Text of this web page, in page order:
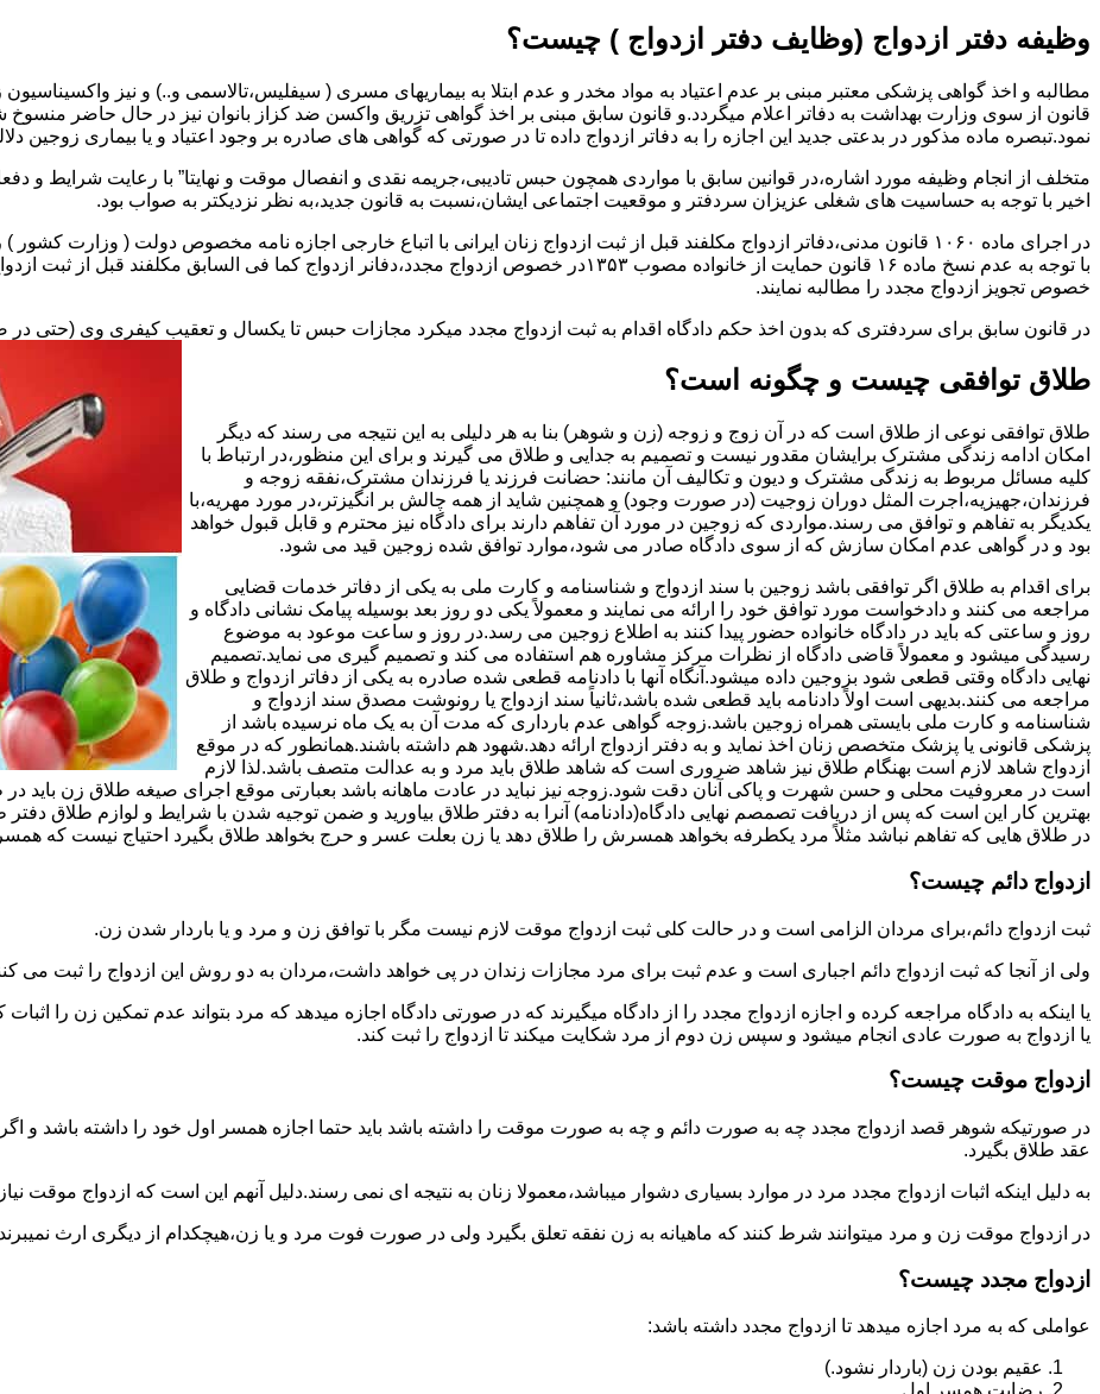
وظیفه دفتر ازدواج (وظایف دفتر ازدواج ) چیست؟
قانون از سوی وزارت بهداشت به دفاتر اعلام میگردد.و قانون سابق مبنی بر اخذ گواهی تزریق واکسن ضد کزاز بانوان نیز در حال حاضر
نمود.تبصره ماده مذکور در بدعتی جدید این اجازه را به دفاتر ازدواج داده تا در صورتی که گواهی های صادره بر وجود اعتیاد و یا بیماری زوجین
متخلف از انجام وظیفه مورد اشاره،در قوانین سابق با مواردی همچون حبس تادیبی،جریمه نقدی و انفصال موقت و نهایتا” با رعایت شرایط و
اخیر با توجه به حساسیت های شغلی عزیزان سردفتر و موقعیت اجتماعی ایشان،نسبت به قانون جدید،به نظر نزدیکتر به صواب بود.
در اجرای ماده ۱۰۶۰ قانون مدنی،دفاتر ازدواج مکلفند قبل از ثبت ازدواج زنان ایرانی با اتباع خارجی اجازه نامه مخصوص دولت ( وزارت کشور ) را اخذ نمایند.
با توجه به عدم نسخ ماده ۱۶ قانون حمایت از خانواده مصوب ۱۳۵۳در خصوص ازدواج مجدد،دفانر ازدواج کما فی
خصوص تجویز ازدواج مجدد را مطالبه نمایند.
در قانون سابق برای سردفتری که بدون اخذ حکم دادگاه اقدام به ثبت ازدواج مجدد میکرد مجازات حبس تا یکسال و تعقیب کیفری وی
طلاق توافقی چیست و چگونه است؟
طلاق توافقی نوعی از طلاق است که در آن زوج و زوجه (زن و شوهر) بنا به هر دلیلی به این نتیجه می رسند که دیگر
امکان ادامه زندگی مشترک برایشان مقدور نیست و تصمیم به جدایی و طلاق می گیرند و برای این منظور،در ارتباط با
کلیه مسائل مربوط به زندگی مشترک و دیون و تکالیف آن مانند: حضانت فرزند یا فرزندان مشترک،نفقه زوجه و
فرزندان،جهیزیه،اجرت المثل دوران زوجیت (در صورت وجود) و همچنین شاید از همه چالش بر انگیزتر،در مورد مهریه،با
یکدیگر به تفاهم و توافق می رسند.مواردی که زوجین در مورد آن تفاهم دارند برای دادگاه نیز محترم و قابل قبول خواهد
بود و در گواهی عدم امکان سازش که از سوی دادگاه صادر می شود،موارد توافق شده زوجین قید می شود.
برای اقدام به طلاق اگر توافقی باشد زوجین با سند ازدواج و شناسنامه و کارت ملی به یکی از دفاتر خدمات قضایی
مراجعه می کنند و دادخواست مورد توافق خود را ارائه می نمایند و معمولاً یکی دو روز بعد بوسیله پیامک نشانی دادگاه و
روز و ساعتی که باید در دادگاه خانواده حضور پیدا کنند به اطلاع زوجین می رسد.در روز و ساعت موعود به موضوع
رسیدگی میشود و معمولاً قاضی دادگاه از نظرات مرکز مشاوره هم استفاده می کند و تصمیم گیری می نماید.تصمیم
نهایی دادگاه وقتی قطعی شود بزوجین داده میشود.آنگاه آنها با دادنامه قطعی شده صادره به یکی از دفاتر ازدواج و طلاق
مراجعه می کنند.بدیهی است اولاً دادنامه باید قطعی شده باشد،ثانیاً سند ازدواج یا رونوشت مصدق سند ازدواج و
شناسنامه و کارت ملی بایستی همراه زوجین باشد.زوجه گواهی عدم بارداری که مدت آن به یک ماه نرسیده باشد از
پزشکی قانونی یا پزشک متخصص زنان اخذ نماید و به دفتر ازدواج ارائه دهد.شهود هم داشته باشند.همانطور که در موقع
ازدواج شاهد لازم است بهنگام طلاق نیز شاهد ضروری است که شاهد طلاق باید مرد و به عدالت متصف باشد.لذا لازم
است در معروفیت محلی و حسن شهرت و پاکی آنان دقت شود.زوجه نیز نباید در عادت ماهانه باشد بعبارتی موقع اجرای صیغه طلاق زن باید در
بهترین کار این است که پس از دریافت تصمصم نهایی دادگاه(دادنامه) آنرا به دفتر طلاق بیاورید و ضمن توجیه شدن با شرایط و لوازم طلاق
در طلاق هایی که تفاهم نباشد مثلاً مرد یکطرفه بخواهد همسرش را طلاق دهد یا زن بعلت عسر و حرج بخواهد طلاق بگیرد احتیاج نیست که
ازدواج دائم چیست؟
ثبت ازدواج دائم،برای مردان الزامی است و در حالت کلی ثبت ازدواج موقت لازم نیست مگر با توافق زن و مرد و یا باردار شدن زن.
ولی از آنجا که ثبت ازدواج دائم اجباری است و عدم ثبت برای مرد مجازات زندان در پی خواهد داشت،مردان به دو روش این ازدواج را ثبت می
یا اینکه به دادگاه مراجعه کرده و اجازه ازدواج مجدد را از دادگاه میگیرند که در صورتی دادگاه اجازه میدهد که مرد بتواند عدم تمکین زن را اثبات
یا ازدواج به صورت عادی انجام میشود و سپس زن دوم از مرد شکایت میکند تا ازدواج را ثبت کند.
ازدواج موقت چیست؟
در صورتیکه شوهر قصد ازدواج مجدد چه به صورت دائم و چه به صورت موقت را داشته باشد باید حتما اجازه همسر اول خود را داشته باشد و
عقد طلاق بگیرد.
به دلیل اینکه اثبات ازدواج مجدد مرد در موارد بسیاری دشوار میباشد،معمولا زنان به نتیجه ای نمی رسند.دلیل آنهم این است که ازدواج موقت
در ازدواج موقت زن و مرد میتوانند شرط کنند که ماهیانه به زن نفقه تعلق بگیرد ولی در صورت فوت مرد و یا زن،هیچکدام از دیگری ارث
ازدواج مجدد چیست؟
عواملی که به مرد اجازه میدهد تا ازدواج مجدد داشته باشد:
عقیم بودن زن (باردار نشود.)